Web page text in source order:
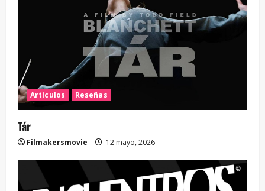
Artículos Reseñas
Tár
Filmakersmovie 12 mayo, 2026